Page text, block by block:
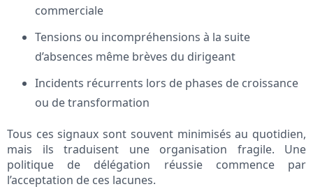
commerciale
Tensions ou incompréhensions à la suite
d’absences même brèves du dirigeant
Incidents récurrents lors de phases de croissance
ou de transformation
Tous ces signaux sont souvent minimisés au quotidien,
mais ils traduisent une organisation fragile. Une
politique de délégation réussie commence par
l’acceptation de ces lacunes.